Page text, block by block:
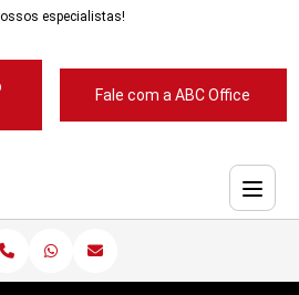
especialistas!
Fale com a ABC Office